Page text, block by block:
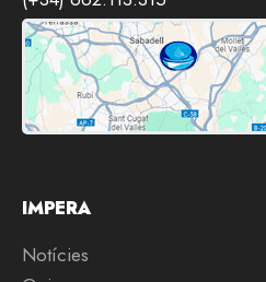
IMPERA
Notícies